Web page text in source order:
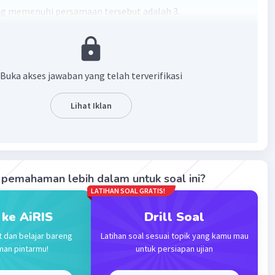
memenuhi persamaan tersebut adalah 3.
·5.0(1) Balas
Level 22
06:16
Buka akses jawaban yang telah terverifikasi
Lihat Iklan
lebih dalam untuk soal ini?
AiRIS
dan belajar bareng
pintarmu!
LATIHAN SOAL GRATIS!
Drill Soal
Latihan soal sesuai topik yang kamu mau
untuk persiapan ujian